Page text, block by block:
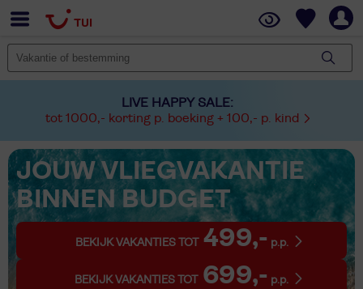
LIVE HAPPY SALE:
tot 1000,- korting p. boeking + 100,- p. kind
JOUW VLIEGVAKANTIE
BINNEN BUDGET
BEKIJK VAKANTIES TOT 499,- p.p.
BEKIJK VAKANTIES TOT 699,- p.p.